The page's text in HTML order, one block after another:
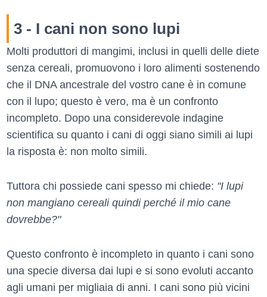
3 - I cani non sono lupi
Molti produttori di mangimi, inclusi in quelli delle diete
senza cereali, promuovono i loro alimenti sostenendo
che il DNA ancestrale del vostro cane è in comune
con il lupo; questo è vero, ma è un confronto
incompleto. Dopo una considerevole indagine
scientifica su quanto i cani di oggi siano simili ai lupi
la risposta è: non molto simili.
Tuttora chi possiede cani spesso mi chiede: "I lupi
non mangiano cereali quindi perché il mio cane
dovrebbe?"
Questo confronto è incompleto in quanto i cani sono
una specie diversa dai lupi e si sono evoluti accanto
agli umani per migliaia di anni. I cani sono più vicini